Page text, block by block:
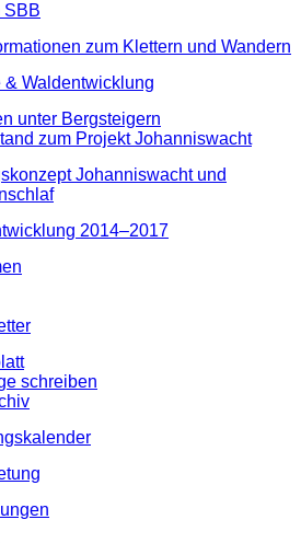
SBB
zum Klettern und Wandern
& Waldentwicklung
unter Bergsteigern
zum Projekt Johanniswacht
Johanniswacht und
2014–2017
schreiben